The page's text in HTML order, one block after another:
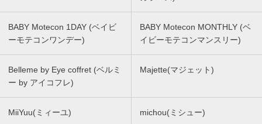
BABY Motecon 1DAY (ベイビ
ーモテコンワンデー)
BABY Motecon MONTHLY (ベ
イビーモテコンマンスリー)
Belleme by Eye coffret (ベルミ
ー by アイコフレ)
Majette(マジェット)
MiiYuu(ミィーユ) michou(ミシュー)